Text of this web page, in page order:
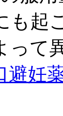
も起
って
避妊